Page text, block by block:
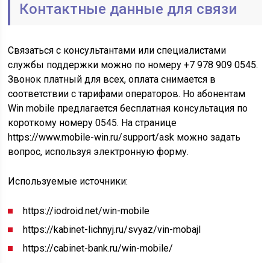
Контактные данные для связи
Связаться с консультантами или специалистами
службы поддержки можно по номеру +7 978 909 0545.
Звонок платный для всех, оплата снимается в
соответствии с тарифами операторов. Но абонентам
Win mobile предлагается бесплатная консультация по
короткому номеру 0545. На странице
https://www.mobile-win.ru/support/ask можно задать
вопрос, используя электронную форму.
Используемые источники:
https://iodroid.net/win-mobile
https://kabinet-lichnyj.ru/svyaz/vin-mobajl
https://cabinet-bank.ru/win-mobile/